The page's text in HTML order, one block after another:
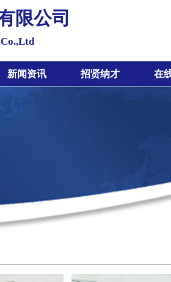
限公司
新闻资讯 招贤纳才 在